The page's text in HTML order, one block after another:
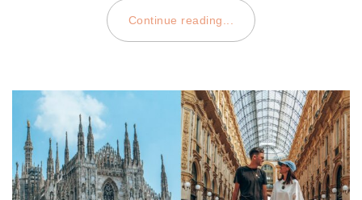
Continue reading...